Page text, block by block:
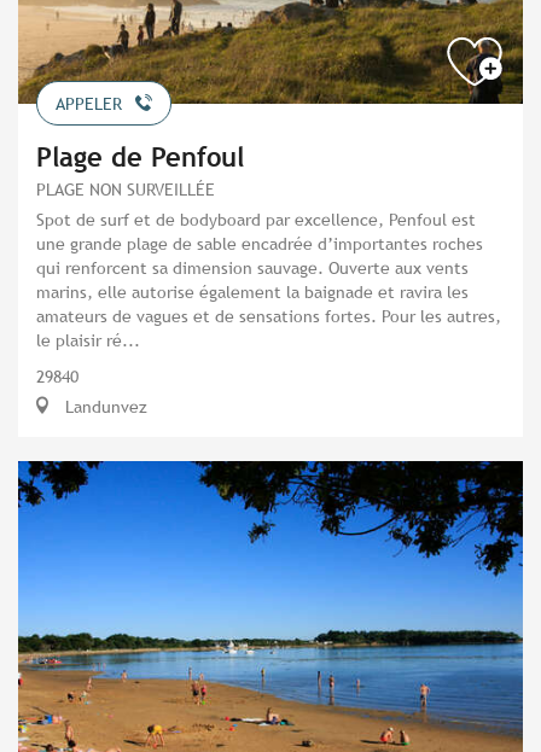
APPELER
Plage de Penfoul
PLAGE NON SURVEILLÉE
Spot de surf et de bodyboard par excellence, Penfoul est
une grande plage de sable encadrée d’importantes roches
qui renforcent sa dimension sauvage. Ouverte aux vents
marins, elle autorise également la baignade et ravira les
amateurs de vagues et de sensations fortes. Pour les autres,
le plaisir ré...
29840
Landunvez